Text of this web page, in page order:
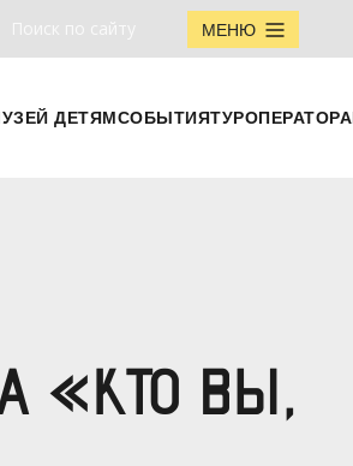
МЕНЮ
ДЕТЯМСОБЫТИЯ
«КТО ВЫ,